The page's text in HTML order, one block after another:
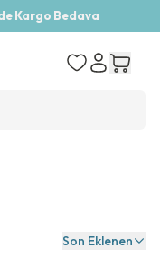
Kargo Bedava
Son Eklenen